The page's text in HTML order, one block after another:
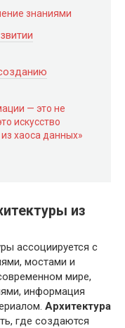
знаниями
— это не
искусство
хаоса данных»
из
ассоциируется с
мостами и
мире,
информация
Архитектура
где создаются